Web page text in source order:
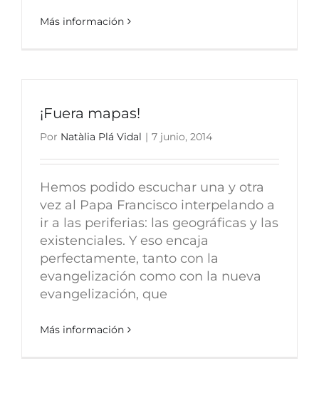
Más información
¡Fuera mapas!
Por Natàlia Plá Vidal | 7 junio, 2014
Hemos podido escuchar una y otra
vez al Papa Francisco interpelando a
ir a las periferias: las geográficas y las
existenciales. Y eso encaja
perfectamente, tanto con la
evangelización como con la nueva
evangelización, que
Más información